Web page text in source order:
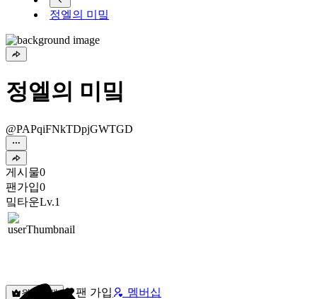
정엘의 미밐
정엘의 미밐
@PAPqiFNkTDpjGWTGD
게시물0
팬가입0
밐타운Lv.1
원픽선택 팬 가입 멤버십